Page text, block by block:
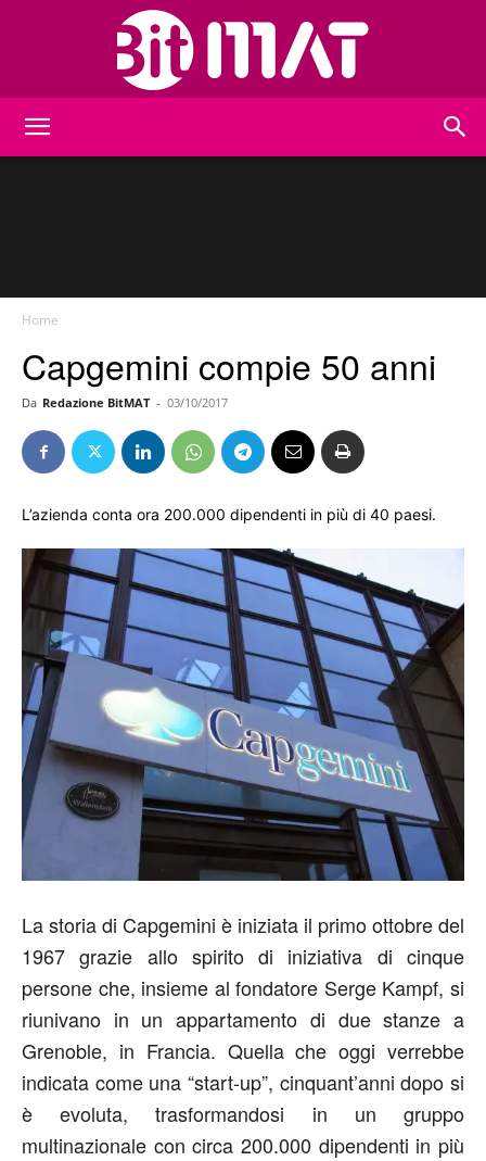
Home
Capgemini compie 50 anni
Da Redazione BitMAT - 03/10/2017
L’azienda conta ora 200.000 dipendenti in più di 40 paesi.
La storia di Capgemini è iniziata il primo ottobre del
1967 grazie allo spirito di iniziativa di cinque
persone che, insieme al fondatore Serge Kampf, si
riunivano in un appartamento di due stanze a
Grenoble, in Francia. Quella che oggi verrebbe
indicata come una “start-up”, cinquant’anni dopo si
è evoluta, trasformandosi in un gruppo
multinazionale con circa 200.000 dipendenti in più